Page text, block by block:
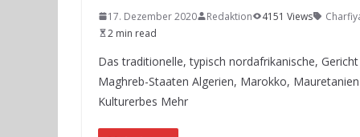
17. Dezember 2020 Redaktion 4151 Views
2 min read
Das traditionelle, typisch nordafrikanische,
Maghreb-Staaten Algerien, Marokko,
Kulturerbes Mehr